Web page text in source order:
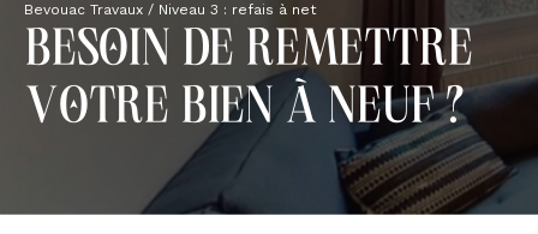
Bevouac Travaux / Niveau 3 : refais à net
Besoin de remettre
votre bien à neuf ?